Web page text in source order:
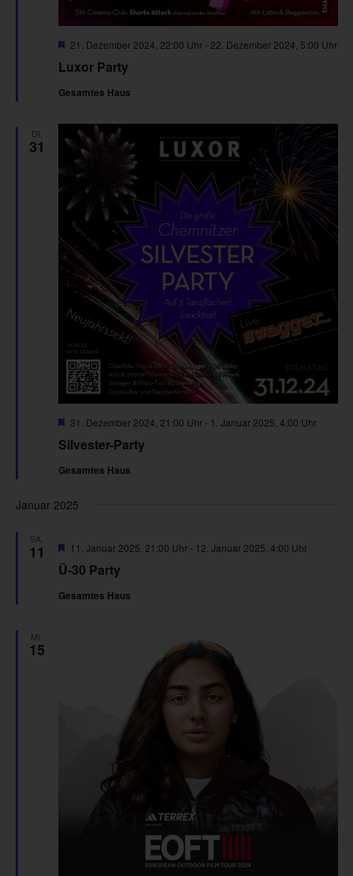
Luxor Party
Hervorgehoben
21. Dezember 2024, 22:00 Uhr- 22. Dezember 2024, 5:00 Uhr
Gesamtes Haus
DI.
31
Silvester-Party
Hervorgehoben
31. Dezember 2024, 21:00 Uhr- 1. Januar 2025, 4:00 Uhr
Gesamtes Haus
Januar 2025
SA.
11
Ü-30 Party
Hervorgehoben
11. Januar 2025, 21:00 Uhr- 12. Januar 2025, 4:00 Uhr
Gesamtes Haus
MI.
15